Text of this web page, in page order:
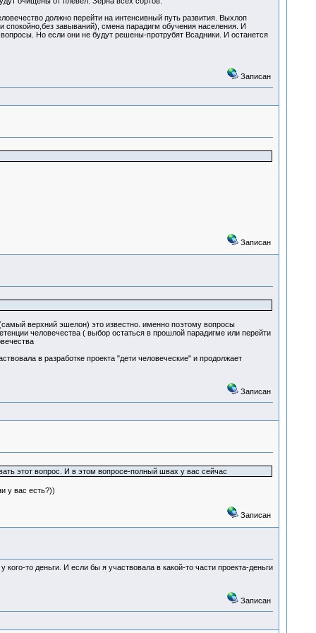
должно перейти на интенсивный путь развития. Выхлоп
завываний), смена парадигм обучения населения. И
Но если они не будут решены-протрубят Всадники. И останется
Записан
Записан
верхний эшелон) это известно. именно поэтому вопросы
человечества ( выбор остаться в прошлой парадигме или перейти
в разработке проекта "дети человеческие" и продолжает
Записан
этот вопрос. И в этом вопросе-полный швах у вас сейчас
у вас есть?))
Записан
то деньги. И если бы я участвовала в какой-то части проекта-деньги
Записан